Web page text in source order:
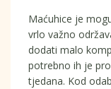
Maćuhice je
vrlo važno
dodati malo
potrebno ih je
tjedana. Kod